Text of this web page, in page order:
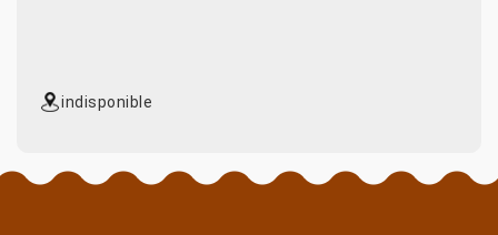
indisponible